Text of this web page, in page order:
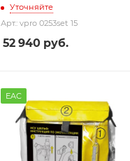
Уточняйте
Арт.: vpro 0253set 15
52 940 руб.
EAC